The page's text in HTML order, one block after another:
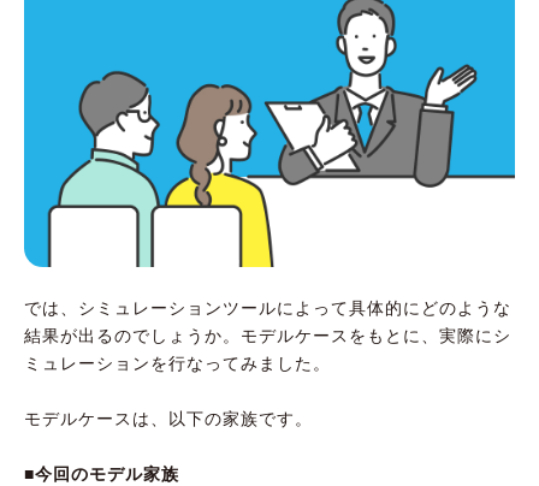
では、シミュレーションツールによって具体的にどのような
結果が出るのでしょうか。モデルケースをもとに、実際にシ
ミュレーションを行なってみました。
モデルケースは、以下の家族です。
■今回のモデル家族